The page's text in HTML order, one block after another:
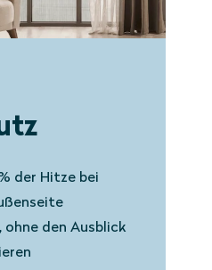
der Hitze bei
ohne den Ausblick